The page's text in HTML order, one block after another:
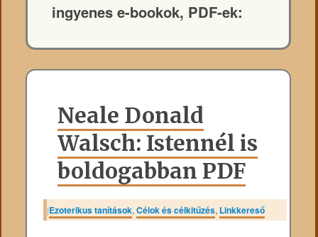
ingyenes e-bookok, PDF-ek:
Neale Donald
Walsch: Istennél is
boldogabban PDF
|Ezoterikus tanítások,Célok és célkitűzés, Linkkereső